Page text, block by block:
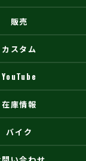
販売
カスタム
YouTube
在庫情報
バイク